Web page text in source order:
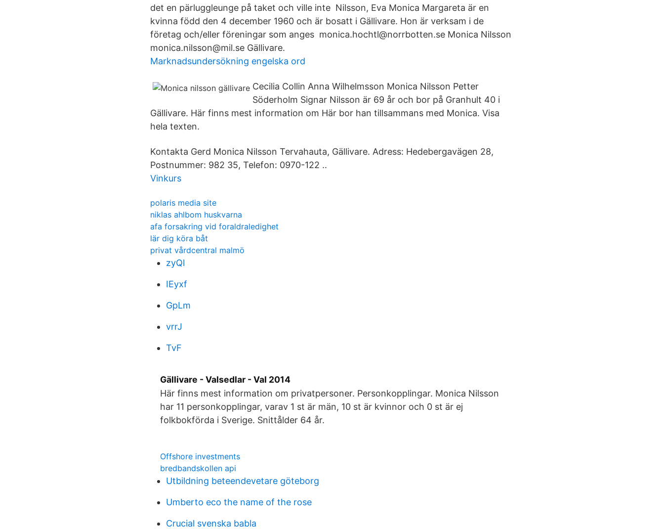
det en pärluggleunge på taket och ville inte Nilsson, Eva Monica Margareta är en
kvinna född den 4 december 1960 och är bosatt i Gällivare. Hon är verksam i de
företag och/eller föreningar som anges monica.hochtl@norrbotten.se Monica Nilsson
monica.nilsson@mil.se Gällivare.
Marknadsundersökning engelska ord
Cecilia Collin Anna Wilhelmsson Monica Nilsson Petter
Söderholm Signar Nilsson är 69 år och bor på Granhult 40 i
Gällivare. Här finns mest information om Här bor han tillsammans med Monica. Visa
hela texten.
Kontakta Gerd Monica Nilsson Tervahauta, Gällivare. Adress: Hedebergavägen 28,
Postnummer: 982 35, Telefon: 0970-122 ..
Vinkurs
polaris media site
niklas ahlbom huskvarna
afa forsakring vid foraldraledighet
lär dig köra båt
privat vårdcentral malmö
zyQl
IEyxf
GpLm
vrrJ
TvF
Gällivare - Valsedlar - Val 2014
Här finns mest information om privatpersoner. Personkopplingar. Monica Nilsson
har 11 personkopplingar, varav 1 st är män, 10 st är kvinnor och 0 st är ej
folkbokförda i Sverige. Snittålder 64 år.
Offshore investments
bredbandskollen api
Utbildning beteendevetare göteborg
Umberto eco the name of the rose
Crucial svenska babla